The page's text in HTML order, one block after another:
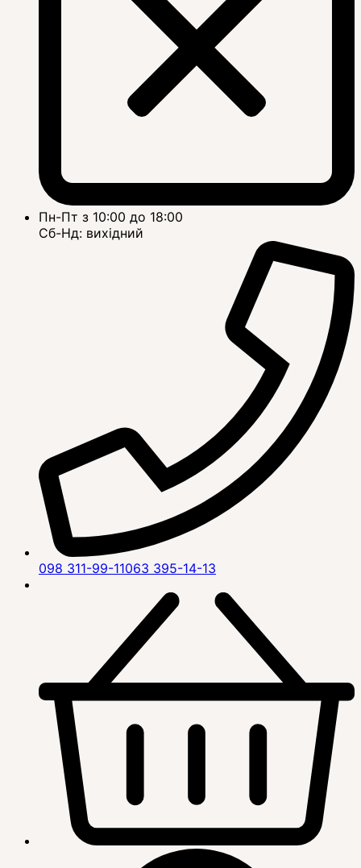
Пн-Пт з 10:00 до 18:00
Сб-Нд: вихідний
098 311-99-11063 395-14-13